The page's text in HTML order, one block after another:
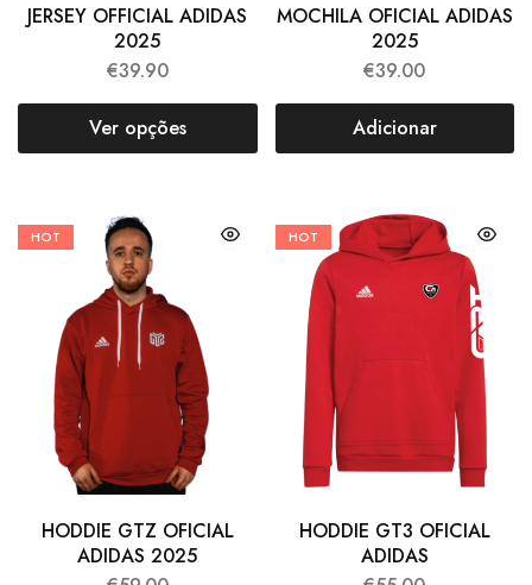
JERSEY OFFICIAL ADIDAS
2025
€39.90
Ver opções
MOCHILA OFICIAL ADIDAS
2025
€39.00
Adicionar
HOT
HODDIE GTZ OFICIAL
ADIDAS 2025
HOT
HODDIE GT3 OFICIAL
ADIDAS